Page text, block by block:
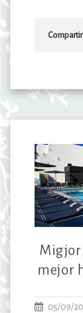
mejor
05/09/